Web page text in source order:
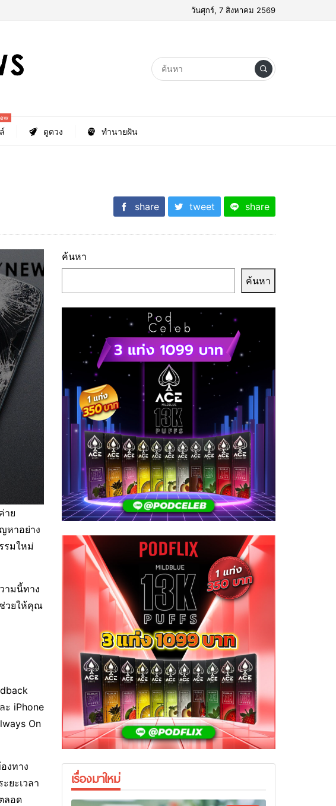
วันศุกร์, 7 สิงหาคม 2569
ดูดวง ทำนายฝัน
share tweet share
าย
หาอย่าง
รมใหม่
ามนี้ทาง
ช่วยให้คุณ
ะ iPhone
On
งทาง
ยะเวลา
ลอด
ค้นหา
ค้นหา
เรื่องมาใหม่